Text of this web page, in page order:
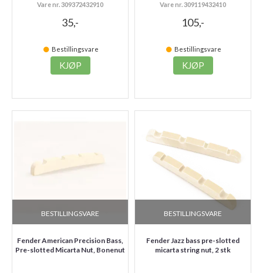
Vare nr. 309372432910
35,-
Bestillingsvare
KJØP
Vare nr. 309119432410
105,-
Bestillingsvare
KJØP
BESTILLINGSVARE
Fender American Precision Bass,
Pre-slotted Micarta Nut, Bonenut
BESTILLINGSVARE
Fender Jazz bass pre-slotted
micarta string nut, 2 stk